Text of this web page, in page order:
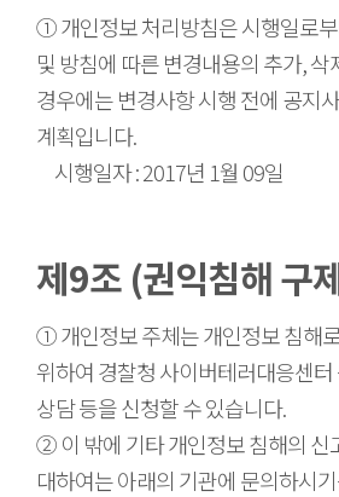
① 개인정보 처리방침은 시행일로
및 방침에 따른 변경내용의 추가, 삭
경우에는 변경사항 시행 전에 공지
계획입니다.
시행일자 : 2017년 1월 09일
제9조 (권익침해 구
① 개인정보 주체는 개인정보 침해
위하여 경찰청 사이버테러대응센
상담 등을 신청할 수 있습니다.
② 이 밖에 기타 개인정보 침해의 신
대하여는 아래의 기관에 문의하시